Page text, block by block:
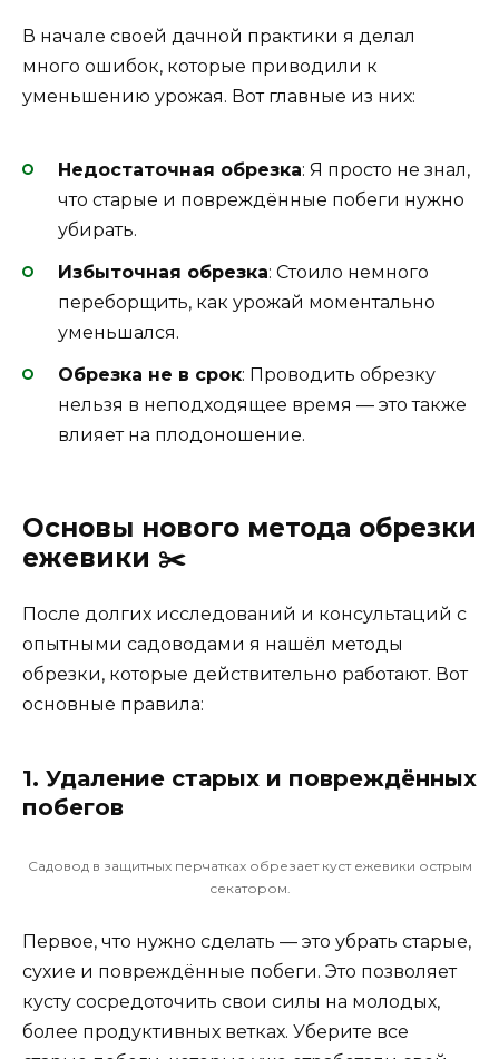
В начале своей дачной практики я делал
много ошибок, которые приводили к
уменьшению урожая. Вот главные из них:
Недостаточная обрезка: Я просто не знал,
что старые и повреждённые побеги нужно
убирать.
Избыточная обрезка: Стоило немного
переборщить, как урожай моментально
уменьшался.
Обрезка не в срок: Проводить обрезку
нельзя в неподходящее время — это также
влияет на плодоношение.
Основы нового метода обрезки
ежевики ✂️
После долгих исследований и консультаций с
опытными садоводами я нашёл методы
обрезки, которые действительно работают. Вот
основные правила:
1. Удаление старых и повреждённых
побегов
Садовод в защитных перчатках обрезает куст ежевики острым
секатором.
Первое, что нужно сделать — это убрать старые,
сухие и повреждённые побеги. Это позволяет
кусту сосредоточить свои силы на молодых,
более продуктивных ветках. Уберите все